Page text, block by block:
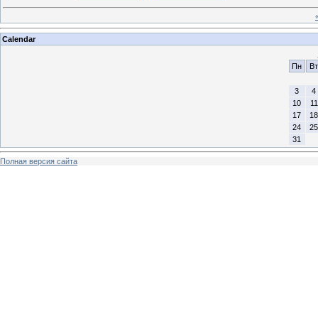
Calendar
Пн
Вт
3
4
10
11
17
18
24
25
31
Полная версия сайта